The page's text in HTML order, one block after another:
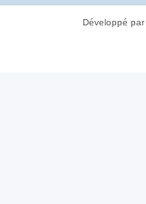
Développé par